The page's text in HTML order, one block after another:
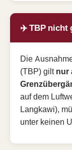
✈️ TBP nicht
Die
(TBP) giltnur
auf dem
Langkawi),
unter keinen